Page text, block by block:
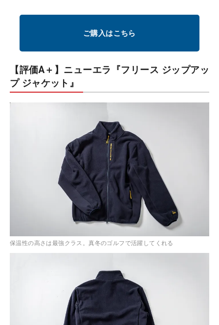
ご購入はこちら
【評価A＋】ニューエラ『フリース ジップアッ
プ ジャケット』
保温性の高さは最強クラス。真冬のゴルフで活躍してくれる